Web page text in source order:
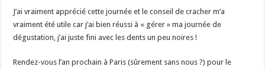
J’ai vraiment apprécié cette journée et le conseil de cracher m’a
vraiment été utile car j’ai bien réussi à « gérer » ma journée de
dégustation, j’ai juste fini avec les dents un peu noires !
Rendez-vous l’an prochain à Paris (sûrement sans nous ?) pour le